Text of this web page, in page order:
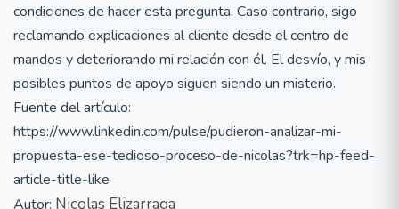
condiciones de hacer esta pregunta. Caso contrario, sigo
reclamando explicaciones al cliente desde el centro de
mandos y deteriorando mi relación con él. El desvío, y mis
posibles puntos de apoyo siguen siendo un misterio.
Fuente del artículo:
https://www.linkedin.com/pulse/pudieron-analizar-mi-
propuesta-ese-tedioso-proceso-de-nicolas?trk=hp-feed-
article-title-like
Autor: Nicolas Elizarraga